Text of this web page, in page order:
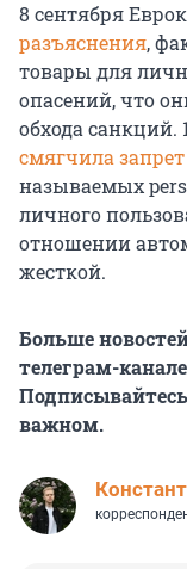
8 сентября
разъяснения,
товары для
опасений, что
обхода санкций.
смягчила запрет
называемых
личного
отношении
жесткой.
Больше
телеграм-канале
важном.